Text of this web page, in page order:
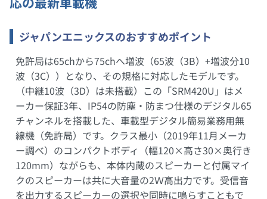
ジャパンエニックスのおすすめポイント
免許局は65chから75chへ増波（65波（3B）+増波分10
波（3C））となり、その規格に対応したモデルです。
（中継10波（3D）は未搭載）この「SRM420U」はメ
ーカー保証3年、IP54の防塵・防まつ仕様のデジタル65
チャンネルを搭載した、車載型デジタル簡易業務用無
線機（免許局）です。クラス最小（2019年11月メーカ
ー調べ）のコンパクトボディ（幅120×高さ30×奥行き
120mm）ながらも、本体内蔵のスピーカーと付属マイ
クのスピーカーは共に大音量の2Ｗ高出力です。受信音
を出力するスピーカーの選択や同時に鳴らすこともで